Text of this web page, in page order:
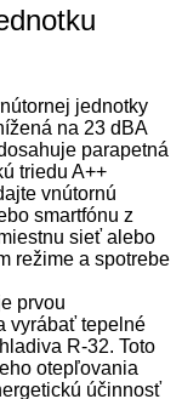
jednotky
na 23 dBA
parapetná
triedu A++
vnútornú
smartfónu z
sieť alebo
režime a spotrebe
prvou
vyrábať tepelné
R-32. Toto
otepľovania
účinnosť